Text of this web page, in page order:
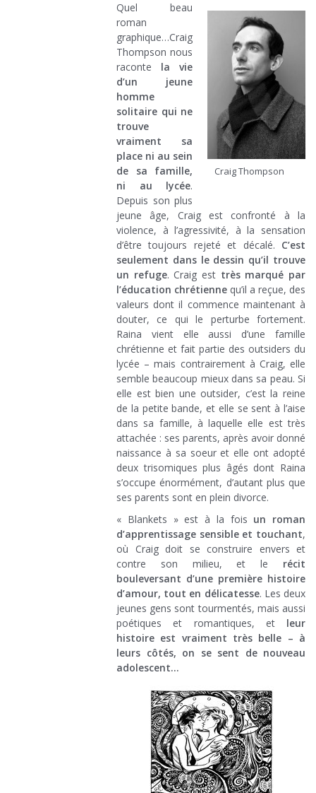
Craig Thompson
Quel beau
roman
graphique…Craig
Thompson nous
raconte la vie
d’un jeune
homme
solitaire qui ne
trouve
vraiment sa
place ni au sein
de sa famille,
ni au lycée.
Depuis son plus
jeune âge, Craig est confronté à la
violence, à l’agressivité, à la sensation
d’être toujours rejeté et décalé. C’est
seulement dans le dessin qu’il trouve
un refuge. Craig est très marqué par
l’éducation chrétienne qu’il a reçue, des
valeurs dont il commence maintenant à
douter, ce qui le perturbe fortement.
Raina vient elle aussi d’une famille
chrétienne et fait partie des outsiders du
lycée – mais contrairement à Craig, elle
semble beaucoup mieux dans sa peau. Si
elle est bien une outsider, c’est la reine
de la petite bande, et elle se sent à l’aise
dans sa famille, à laquelle elle est très
attachée : ses parents, après avoir donné
naissance à sa soeur et elle ont adopté
deux trisomiques plus âgés dont Raina
s’occupe énormément, d’autant plus que
ses parents sont en plein divorce.
« Blankets » est à la fois un roman
d’apprentissage sensible et touchant,
où Craig doit se construire envers et
contre son milieu, et le récit
bouleversant d’une première histoire
d’amour, tout en délicatesse. Les deux
jeunes gens sont tourmentés, mais aussi
poétiques et romantiques, et leur
histoire est vraiment très belle – à
leurs côtés, on se sent de nouveau
adolescent…